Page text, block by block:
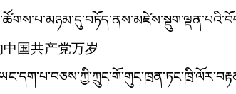
国共产党万岁